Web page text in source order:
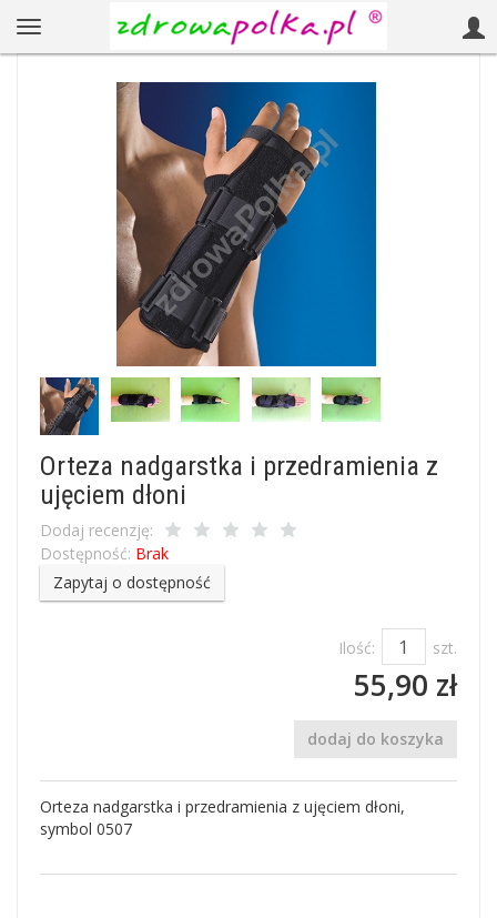
Orteza nadgarstka i przedramienia z
ujęciem dłoni
Dodaj recenzję:
Dostępność: Brak
Zapytaj o dostępność
Ilość: szt.
55,90 zł
dodaj do koszyka
Orteza nadgarstka i przedramienia z ujęciem dłoni,
symbol 0507